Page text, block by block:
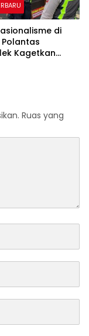
di
Kagetkan
Ruas yang